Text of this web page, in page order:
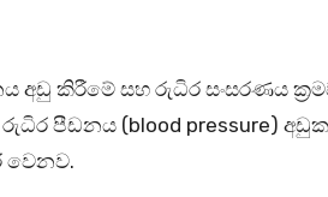
අඩු කිරීමේ සහ රුධිර සංසරණය
පීඩනය (blood pressure)
වෙනව.